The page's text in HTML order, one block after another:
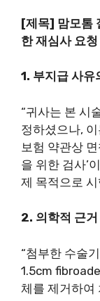
[제목] 맘모톰
한 재심사 요청
1. 부지급 사유
“귀사는 본 시
정하셨으나,
보험 약관상
을 위한 검사’
제 목적으로
2. 의학적 근거
“첨부한 수술
1.5cm
체를 제거하여